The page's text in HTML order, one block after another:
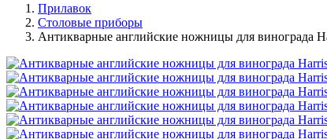
Прилавок
Столовые приборы
Антикварные английские ножницы для винограда